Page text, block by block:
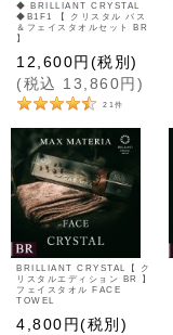
◆ BRILLIANT CRYSTAL
◆B1F1 【 クリスタル バス
＆フェイスタオルセット BR
】
12,600円 (税別)
(税込 13,860円 )
21 件
BRILLIANT CRYSTAL【 ク
リスタルエディション BR 】
フェイスタオル FACE
TOWEL
4,800円(税別)